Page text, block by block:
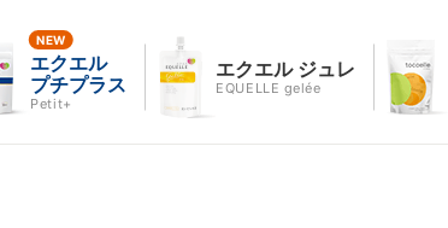
エクエル
プチプラス
Petit+
エクエル ジュレ
EQUELLE gelée